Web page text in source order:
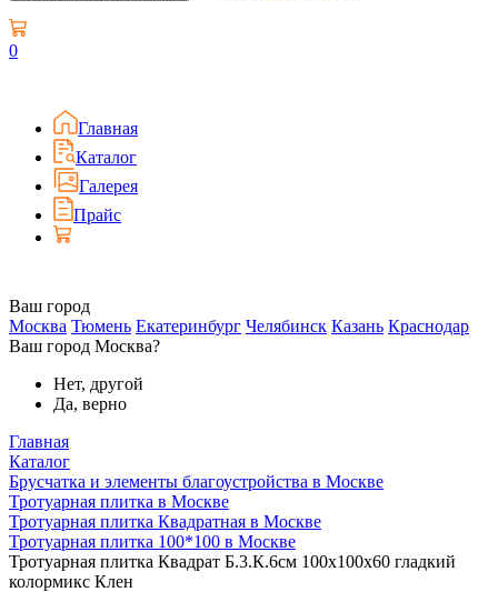
0
Главная
Каталог
Галерея
Прайс
Ваш город
Москва Тюмень Екатеринбург Челябинск Казань Краснодар
Ваш город Москва?
Нет, другой
Да, верно
Главная
Каталог
Брусчатка и элементы благоустройства в Москве
Тротуарная плитка в Москве
Тротуарная плитка Квадратная в Москве
Тротуарная плитка 100*100 в Москве
Тротуарная плитка Квадрат Б.3.К.6см 100х100х60 гладкий
колормикс Клен